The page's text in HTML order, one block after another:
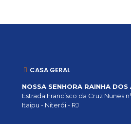
CASA GERAL
NOSSA SENHORA RAINHA DOS
Estrada Francisco da Cruz Nunes
Itaipu - Niterói - RJ